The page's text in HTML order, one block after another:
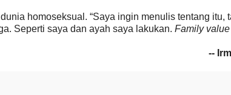
homoseksual. “Saya ingin menulis tentang itu,
Seperti saya dan ayah saya lakukan. Family value
--